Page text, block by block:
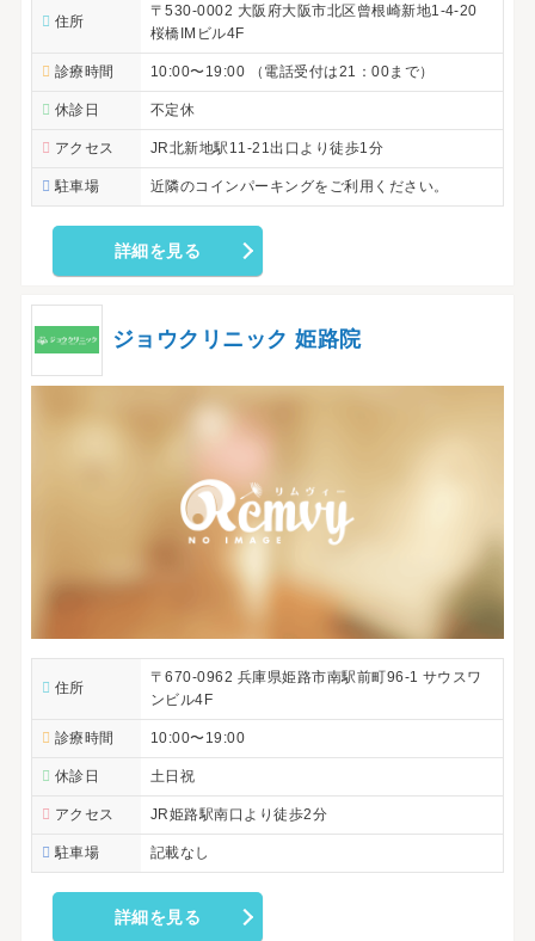
住所
〒530-0002 大阪府大阪市北区曾根崎新地1-4-20
桜橋IMビル4F
診療時間 10:00〜19:00 （電話受付は21：00まで）
休診日 不定休
アクセス JR北新地駅11-21出口より徒歩1分
駐車場 近隣のコインパーキングをご利用ください。
詳細を見る
ジョウクリニック 姫路院
住所
〒670-0962 兵庫県姫路市南駅前町96-1 サウスワ
ンビル4F
診療時間 10:00〜19:00
休診日 土日祝
アクセス JR姫路駅南口より徒歩2分
駐車場 記載なし
詳細を見る